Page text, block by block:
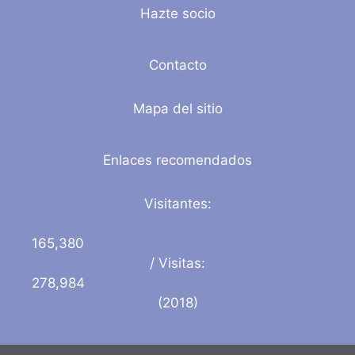
Hazte socio
Contacto
Mapa del sitio
Enlaces recomendados
Visitantes:
165,380
/ Visitas:
278,984
(2018)